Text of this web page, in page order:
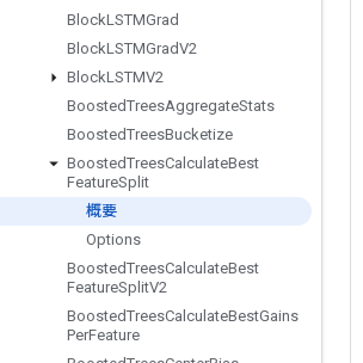
BlockLSTMGrad
BlockLSTMGradV2
BlockLSTMV2
BoostedTreesAggregateStats
BoostedTreesBucketize
BoostedTreesCalculateBest
FeatureSplit
概要
Options
BoostedTreesCalculateBest
FeatureSplitV2
BoostedTreesCalculateBestGains
PerFeature